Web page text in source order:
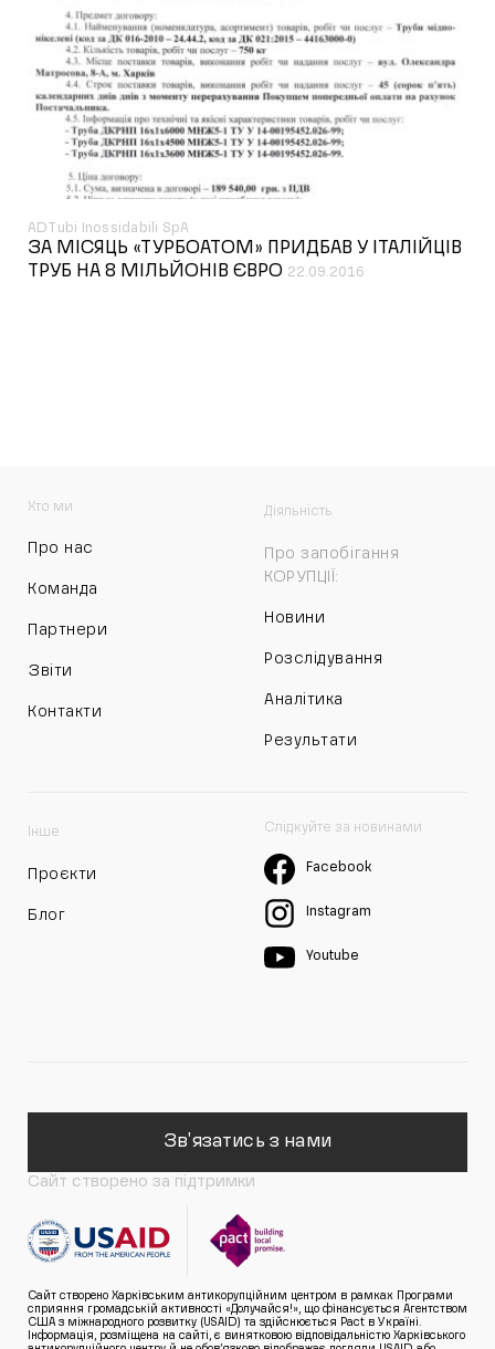
ADTubi Inossidabili SpA
ЗА МІСЯЦЬ «ТУРБОАТОМ» ПРИДБАВ У ІТАЛІЙЦІВ
ТРУБ НА 8 МІЛЬЙОНІВ ЄВРО 22.09.2016
Хто ми
Про нас
Команда
Партнери
Звіти
Контакти
Діяльність
Про запобігання
КОРУПЦІЇ:
Новини
Розслідування
Аналітика
Результати
Інше
Проєкти
Блог
Слідкуйте за новинами
Facebook
Instagram
Youtube
Зв'язатись з нами
Сайт створено за підтримки
Сайт створено Харківським антикорупційним центром в рамках Програми
сприяння громадській активності «Долучайся!», що фінансується Агентством
США з міжнародного розвитку (USAID) та здійснюється Pact в Україні.
Інформація, розміщена на сайті, є винятковою відповідальністю Харківського